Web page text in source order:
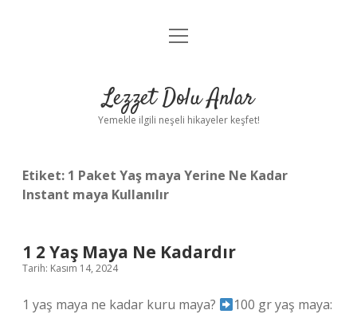
Anasayfa
Yasal Uyarı
menüyü
Lezzet Dolu Anlar
Yemekle ilgili neşeli hikayeler keşfet!
Etiket: 1 Paket Yaş maya Yerine Ne Kadar
Instant maya Kullanılır
1 2 Yaş Maya Ne Kadardır
Tarih: Kasım 14, 2024
1 yaş maya ne kadar kuru maya?
100 gr yaş maya: